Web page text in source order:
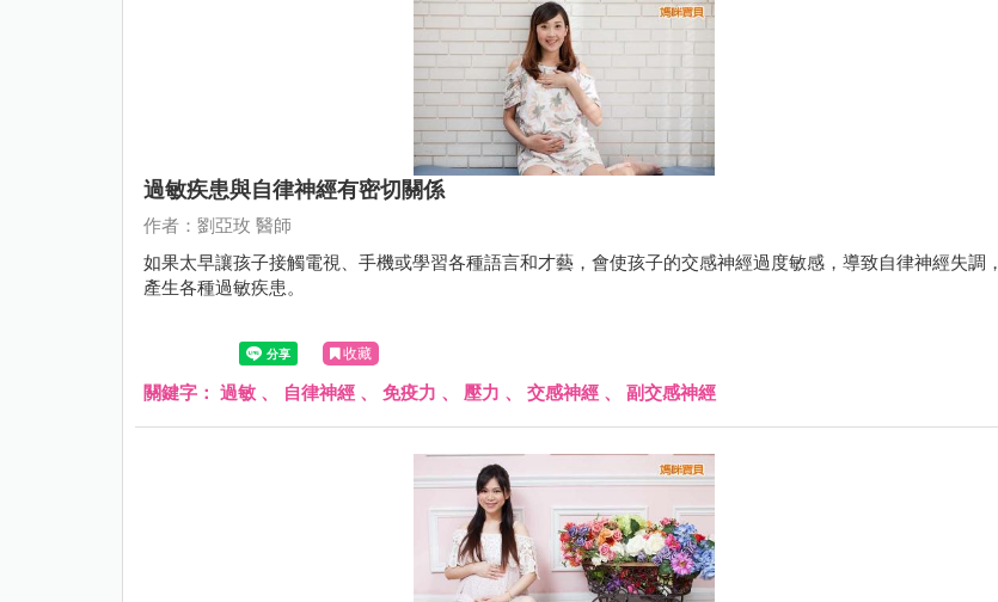
過敏疾患與自律神經有密切關係
作者：劉亞玫 醫師
如果太早讓孩子接觸電視、手機或學習各種語言和才藝，會使孩子的交感神經過度敏感，導致自律神經失調，
產生各種過敏疾患。
收藏
關鍵字： 過敏 、 自律神經 、 免疫力 、 壓力 、 交感神經 、 副交感神經